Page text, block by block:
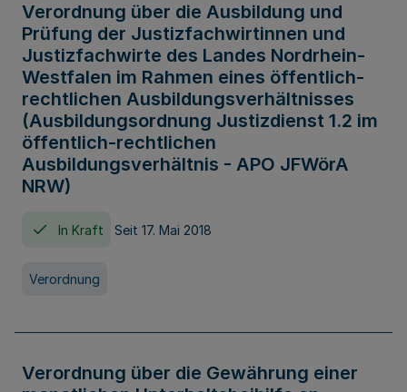
Verordnung über die Ausbildung und
Prüfung der Justizfachwirtinnen und
Justizfachwirte des Landes Nordrhein-
Westfalen im Rahmen eines öffentlich-
rechtlichen Ausbildungsverhältnisses
(Ausbildungsordnung Justizdienst 1.2 im
öffentlich-rechtlichen
Ausbildungsverhältnis - APO JFWörA
NRW)
In Kraft Seit 17. Mai 2018
Verordnung
Verordnung über die Gewährung einer